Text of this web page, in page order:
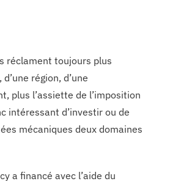
réclament toujours plus
région, d’une
plus l’assiette de l’imposition
intéressant d’investir ou de
mécaniques deux domaines
a financé avec l’aide du